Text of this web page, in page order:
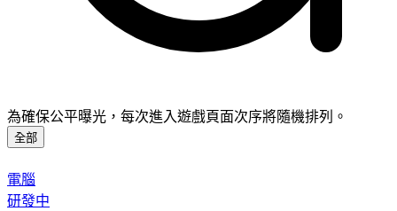
為確保公平曝光，每次進入遊戲頁面次序將隨機排列。
全部
電腦
研發中